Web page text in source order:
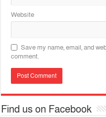
Website
Save my name, email, and
comment.
Find us on Facebook